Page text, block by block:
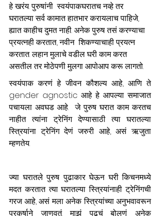
हे खरंय. पुरुषांनी  स्वयंपाकघरातच नव्हे तर
घरातल्या सर्व कामात हातभार करायलाच पाहिजे,
ह्यात काहीच दुमत नाही. अनेक पुरुष तसं करण्याचा
प्रयत्नही करतात, नवीन  शिकण्याचाही प्रयत्न
करतात. लहान मुलाचे वडील घरी काम करत
असतील तर मोठेपणी मुलगा आपोआप करू लागतो.
स्वयंपाक करणं हे जीवन कौशल्य आहे, आणि ते
gender agnostic आहे हे आपल्या समाजात
पचायला अवघड आहे.  जे पुरुष घरात काम करतच
नाहीत त्यांना ट्रेनिंग देण्यासाठी त्या घरातल्या
स्त्रियांना ट्रेनिंग देणं जरुरी आहे, असं ऋजुता
म्हणतेय.
ज्या घरातले पुरुष पुढाकार घेऊन घरी किचनमध्ये
मदत करतात त्या घरातल्या स्त्रियांनाही ट्रेनिंगची
गरज आहे, असं मला अनेक स्त्रियांच्या अनुभवावरून
प्रकर्षाने जाणवतं. माझं पुढचं बोलणं अनेक